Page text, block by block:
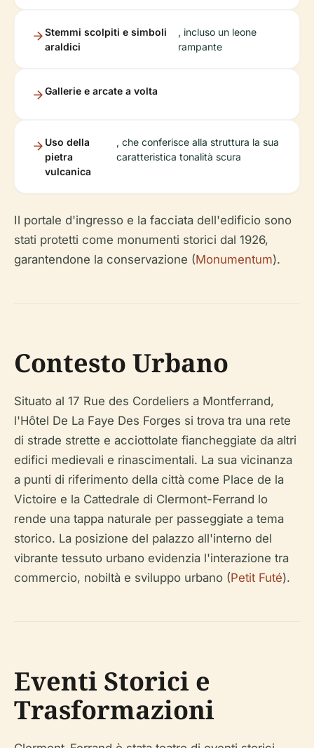
Stemmi scolpiti e simboli
araldici
, incluso un leone
rampante
Gallerie e arcate a volta
Uso della
pietra
vulcanica
, che conferisce alla struttura la sua
caratteristica tonalità scura
Il portale d'ingresso e la facciata dell'edificio sono
stati protetti come monumenti storici dal 1926,
garantendone la conservazione (Monumentum).
Contesto Urbano
Situato al 17 Rue des Cordeliers a Montferrand,
l'Hôtel De La Faye Des Forges si trova tra una rete
di strade strette e acciottolate fiancheggiate da altri
edifici medievali e rinascimentali. La sua vicinanza
a punti di riferimento della città come Place de la
Victoire e la Cattedrale di Clermont-Ferrand lo
rende una tappa naturale per passeggiate a tema
storico. La posizione del palazzo all'interno del
vibrante tessuto urbano evidenzia l'interazione tra
commercio, nobiltà e sviluppo urbano (Petit Futé).
Eventi Storici e
Trasformazioni